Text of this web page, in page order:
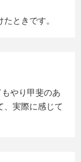
ときです。
やり甲斐のあ
、実際に感じて